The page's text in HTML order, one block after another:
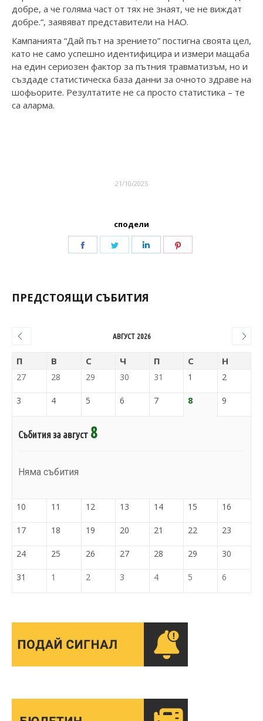
добре, а че голяма част от тях не знаят, че не виждат
добре.“, заявяват представители на НАО.
Кампанията “Дай път на зрението” постигна своята цел,
като не само успешно идентифицира и измери мащаба
на един сериозен фактор за пътния травматизъм, но и
създаде статистическа база данни за очното здраве на
шофьорите. Резултатите не са просто статистика – те
са аларма.
21/10/2025
сподели
ПРЕДСТОЯЩИ СЪБИТИЯ
АВГУСТ 2026
П В С Ч П С Н
27 28 29 30 31 1 2
3 4 5 6 7 8 9
Събития за август 8
Няма събития
10 11 12 13 14 15 16
17 18 19 20 21 22 23
24 25 26 27 28 29 30
31 1 2 3 4 5 6